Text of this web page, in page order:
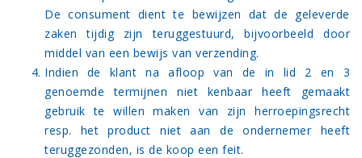
De consument dient te bewijzen dat de geleverde
zaken tijdig zijn teruggestuurd, bijvoorbeeld door
middel van een bewijs van verzending.
Indien de klant na afloop van de in lid 2 en 3
genoemde termijnen niet kenbaar heeft gemaakt
gebruik te willen maken van zijn herroepingsrecht
resp. het product niet aan de ondernemer heeft
teruggezonden, is de koop een feit.